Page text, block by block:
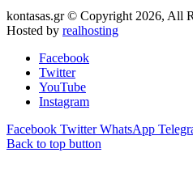
kontasas.gr © Copyright 2026, All
Hosted by realhosting
Facebook
Twitter
YouTube
Instagram
Facebook Twitter WhatsApp
Back to top button